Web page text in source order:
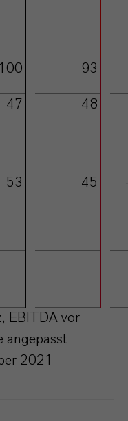
100 93
47 48
53 45
EBITDA vor
angepasst
2021